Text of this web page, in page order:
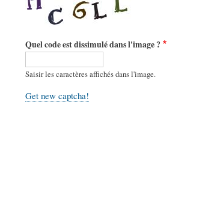
Quel code est dissimulé dans l'image ?
Saisir les caractères affichés dans l'image.
Get new captcha!